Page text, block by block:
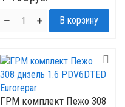
ГРМ комплект Пежо 308